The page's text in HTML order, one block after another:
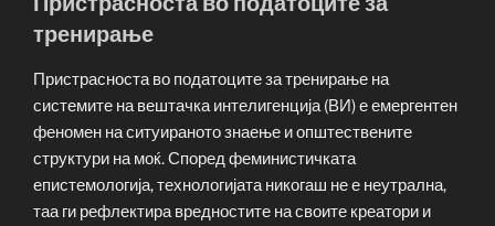
тренирање
Пристрасноста во податоците за тренирање на
системите на вештачка интелигенција (ВИ) е емергентен
феномен на ситуираното знаење и општествените
структури на моќ. Според феминистичката
епистемологија, технологијата никогаш не е неутрална,
таа ги рефлектира вредностите на своите креатори и